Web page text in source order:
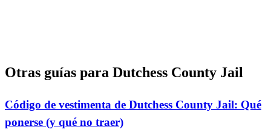
Otras guías para Dutchess County Jail
Código de vestimenta de Dutchess County Jail: Qué
ponerse (y qué no traer)